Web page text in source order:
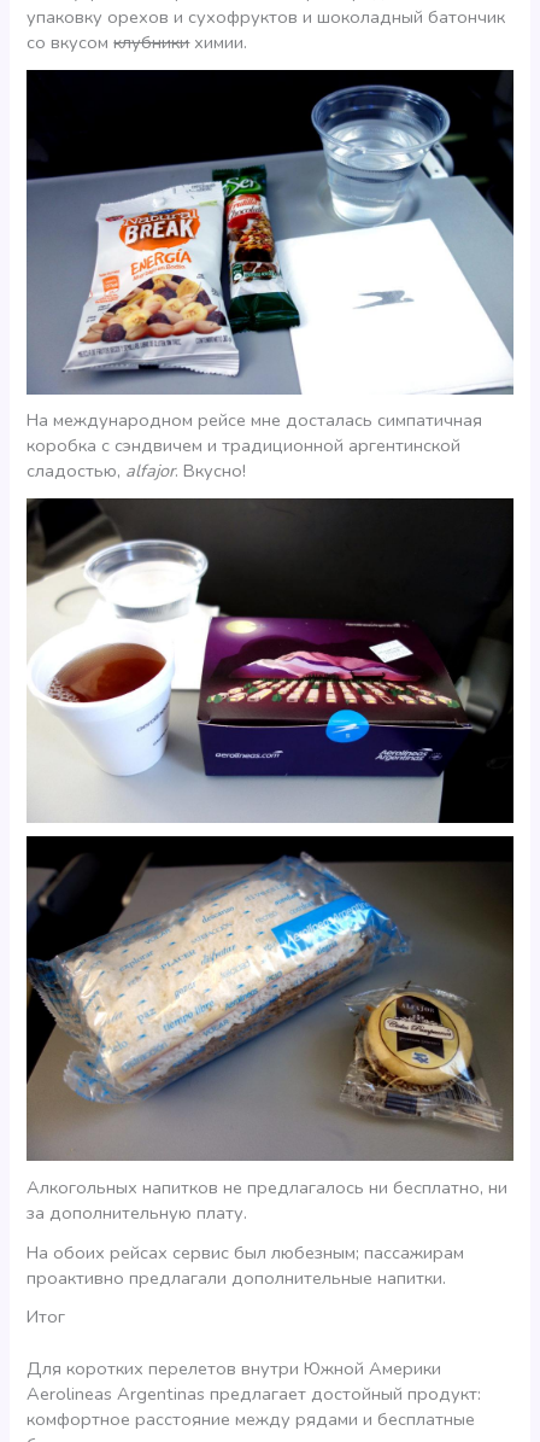
упаковку орехов и сухофруктов и шоколадный батончик
со вкусомклубникихимии.
На международном рейсе мне досталась симпатичная
коробка с сэндвичем и традиционной аргентинской
сладостью, alfajor. Вкусно!
Алкогольных напитков не предлагалось ни бесплатно, ни
за дополнительную плату.
На обоих рейсах сервис был любезным; пассажирам
проактивно предлагали дополнительные напитки.
Итог
Для коротких перелетов внутри Южной Америки
Aerolineas Argentinas предлагает достойный продукт:
комфортное расстояние между рядами и бесплатные